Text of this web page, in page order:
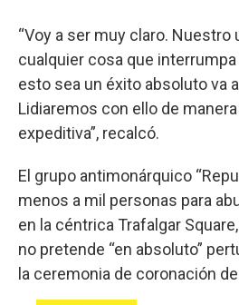
“Voy a ser muy claro. Nuestro
cualquier cosa que
esto sea un éxito absoluto va
Lidiaremos con ello de
expeditiva”, recalcó.
El grupo antimonárquico
menos a mil personas para
en la céntrica Trafalgar
no pretende “en absoluto”
la ceremonia de coronación